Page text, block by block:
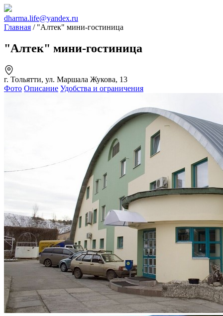
dharma.life@yandex.ru
Главная / "Алтек" мини-гостиница
"Алтек" мини-гостиница
г. Тольятти, ул. Маршала Жукова, 13
Фото Описание Удобства и ограничения